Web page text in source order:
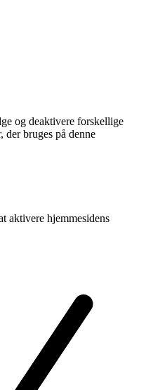
og deaktivere forskellige
der bruges på denne
aktivere hjemmesidens